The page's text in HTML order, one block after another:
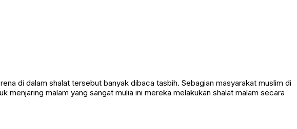
di dalam shalat tersebut banyak dibaca tasbih. Sebagian masyarakat muslim di
menjaring malam yang sangat mulia ini mereka melakukan shalat malam secara